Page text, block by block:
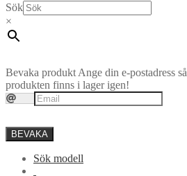
Sök
×
Bevaka produkt Ange din e-postadress
produkten finns i lager igen!
BEVAKA
Sök modell